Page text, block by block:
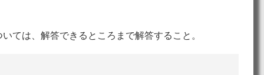
ては、解答できるところまで解答すること。